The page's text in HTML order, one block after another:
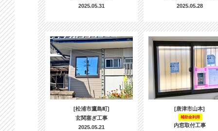
2025.05.31
2025.05.28
[松浦市鷹島町]
玄関塞ぎ工事
2025.05.21
[唐津市山本]
補助金利用
内窓取付工事